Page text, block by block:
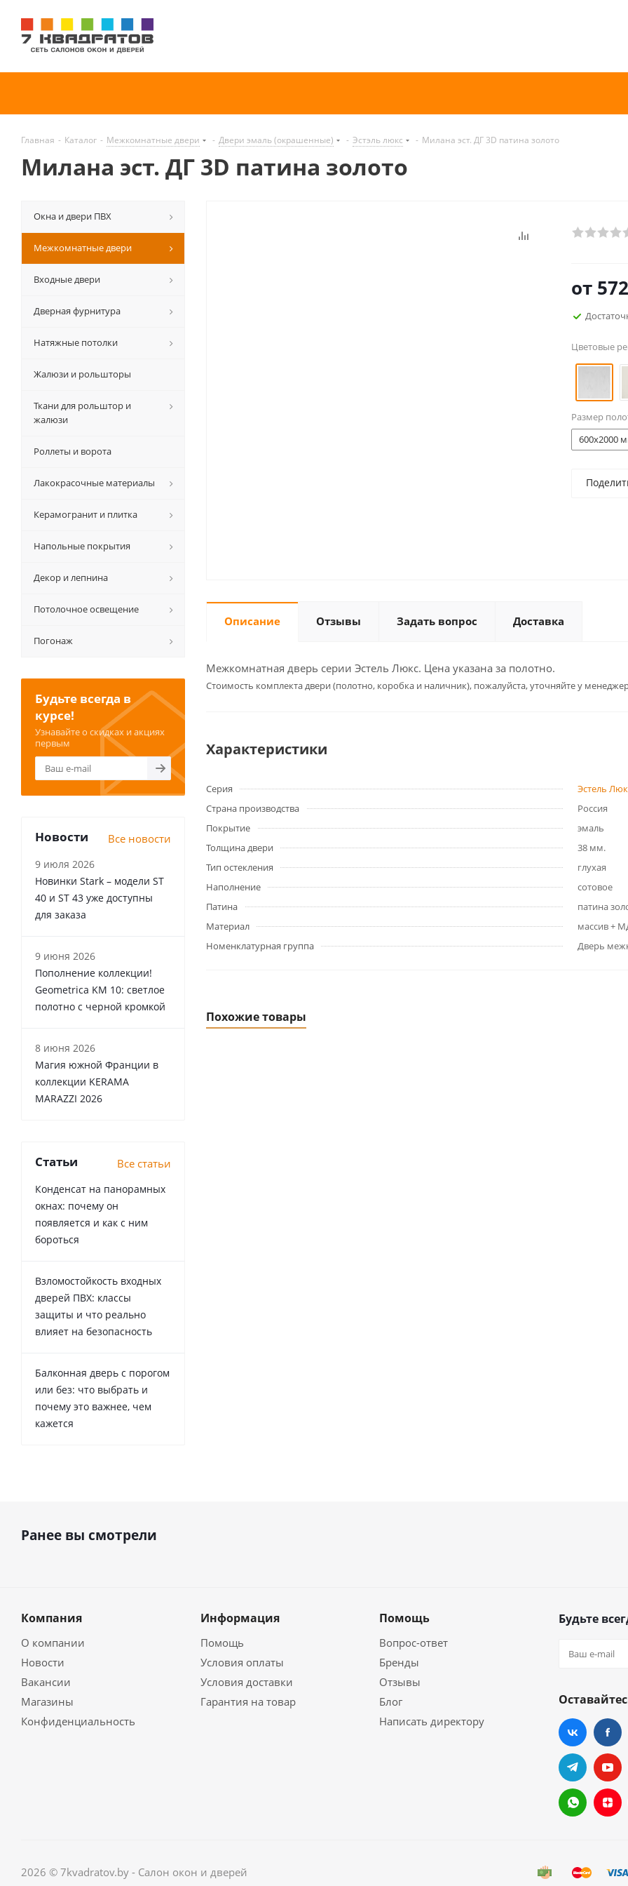
Главная - Каталог - Межкомнатные двери - Двери эмаль (окрашенные) - Эстэль люкс - Милана эст. ДГ 3D патина золото
Милана эст. ДГ 3D патина золото
от
Цветовые
Размер
600x2000
Описание Отзывы Задать вопрос Доставка
Межкомнатная дверь серии Эстель Люкс. Цена указана за полотно.
Cтоимость комплекта двери (полотно, коробка и наличник), пожалуйста, уточняйте у
Характеристики
Серия
Эстель
Страна производства
Россия
Покрытие
эмаль
Толщина двери
38 мм.
Тип остекления
глухая
Наполнение
сотовое
Патина
патина
Материал
массив +
Номенклатурная группа
Дверь
Похожие товары
Окна и двери ПВХ
Межкомнатные двери
Входные двери
Дверная фурнитура
Натяжные потолки
Жалюзи и рольшторы
Ткани для рольштор и
жалюзи
Роллеты и ворота
Лакокрасочные материалы
Керамогранит и плитка
Напольные покрытия
Декор и лепнина
Потолочное освещение
Погонаж
Будьте всегда в
курсе!
Узнавайте о скидках и акциях
первым
Новости Все новости
9 июля 2026
Новинки Stark – модели ST
40 и ST 43 уже доступны
для заказа
9 июня 2026
Пополнение коллекции!
Geometrica KM 10: светлое
полотно с черной кромкой
8 июня 2026
Магия южной Франции в
коллекции KERAMA
MARAZZI 2026
Статьи Все статьи
Конденсат на панорамных
окнах: почему он
появляется и как с ним
бороться
Взломостойкость входных
дверей ПВХ: классы
защиты и что реально
влияет на безопасность
Балконная дверь с порогом
или без: что выбрать и
почему это важнее, чем
кажется
Ранее вы смотрели
Компания
О компании
Новости
Вакансии
Магазины
Конфиденциальность
Информация
Помощь
Условия оплаты
Условия доставки
Гарантия на товар
Помощь
Вопрос-ответ
Бренды
Отзывы
Блог
Написать директору
Будьте
2026 © 7kvadratov.by - Салон окон и дверей